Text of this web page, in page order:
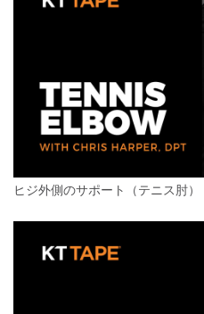
ヒジ外側のサポート（テニス肘）